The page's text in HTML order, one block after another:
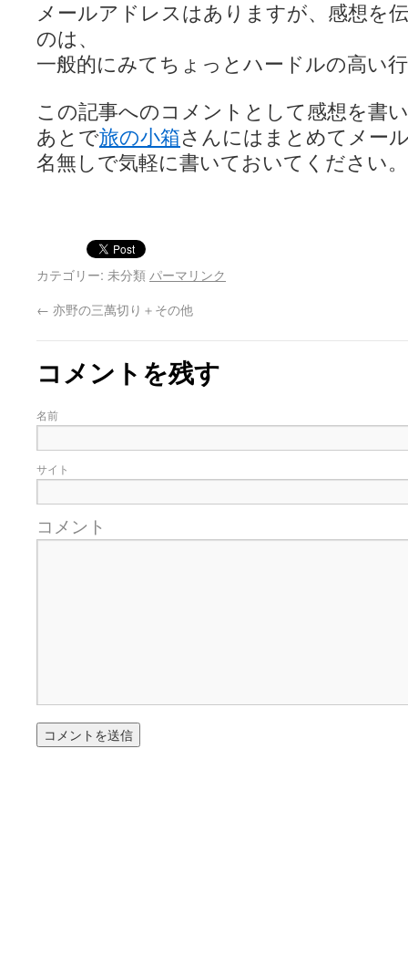
メールアドレスはありますが、感想を
のは、
一般的にみてちょっとハードルの高い
この記事へのコメントとして感想を書
あとで旅の小箱さんにはまとめてメー
名無しで気軽に書いておいてください。
カテゴリー: 未分類 パーマリンク
← 亦野の三萬切り＋その他
コメントを残す
名前
サイト
コメント